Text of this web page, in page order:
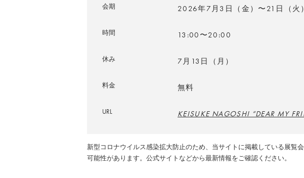
会期 2026年7月3日（金）〜21日（火）
時間 13:00〜20:00
休み 7月13日（月）
料金 無料
URL KEISUKE NAGOSHI “DEAR MY
新型コロナウイルス感染拡大防止のため、当サイトに掲載している展覧
可能性があります。公式サイトなどから最新情報をご確認ください。